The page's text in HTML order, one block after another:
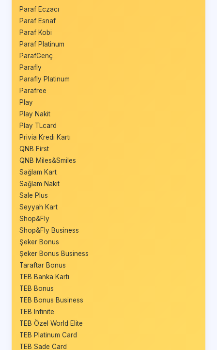
Paraf Eczacı
Paraf Esnaf
Paraf Kobi
Paraf Platinum
ParafGenç
Parafly
Parafly Platinum
Parafree
Play
Play Nakit
Play TLcard
Privia Kredi Kartı
QNB First
QNB Miles&Smiles
Sağlam Kart
Sağlam Nakit
Sale Plus
Seyyah Kart
Shop&Fly
Shop&Fly Business
Şeker Bonus
Şeker Bonus Business
Taraftar Bonus
TEB Banka Kartı
TEB Bonus
TEB Bonus Business
TEB Infinite
TEB Özel World Elite
TEB Platinum Card
TEB Sade Card